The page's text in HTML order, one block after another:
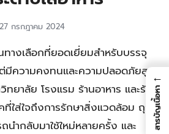
27 กรกฎาคม 2024
ทางเลือกที่ยอดเยี่ยมสำหรับบรรจุ
มีความคงทนและความปลอดภัยสูง
ยาลัย โรงแรม ร้านอาหาร และร้าน
ใส่ใจถึงการรักษาสิ่งแวดล้อม ถุง
ถนำกลับมาใช้ใหม่หลายครั้ง และ
←
สารบัญเนื้อหา